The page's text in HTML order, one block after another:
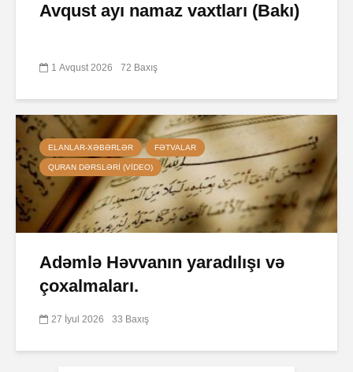
Avqust ayı namaz vaxtları (Bakı)
1 Avqust 2026 72 Baxış
ELANLAR-XƏBƏRLƏR FƏTVALAR
QURAN DƏRSLƏRI (VIDEO)
Adəmlə Həvvanın yaradılışı və
çoxalmaları.
27 İyul 2026 33 Baxış